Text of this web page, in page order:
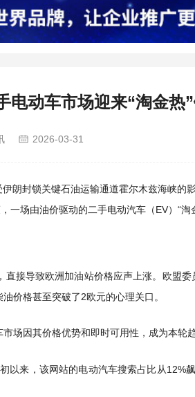
电动车市场迎来“淘金热
2026-03-31
朗封锁关键石油运输通道霍尔木兹海峡的
场由油价驱动的二手电动汽车（EV）“淘
接导致欧洲加油站价格应声上涨。欧盟
价格甚至突破了2欧元的心理关口。
场因其价格优势和即时可用性，成为本轮
以来，该网站的电动汽车搜索占比从12%